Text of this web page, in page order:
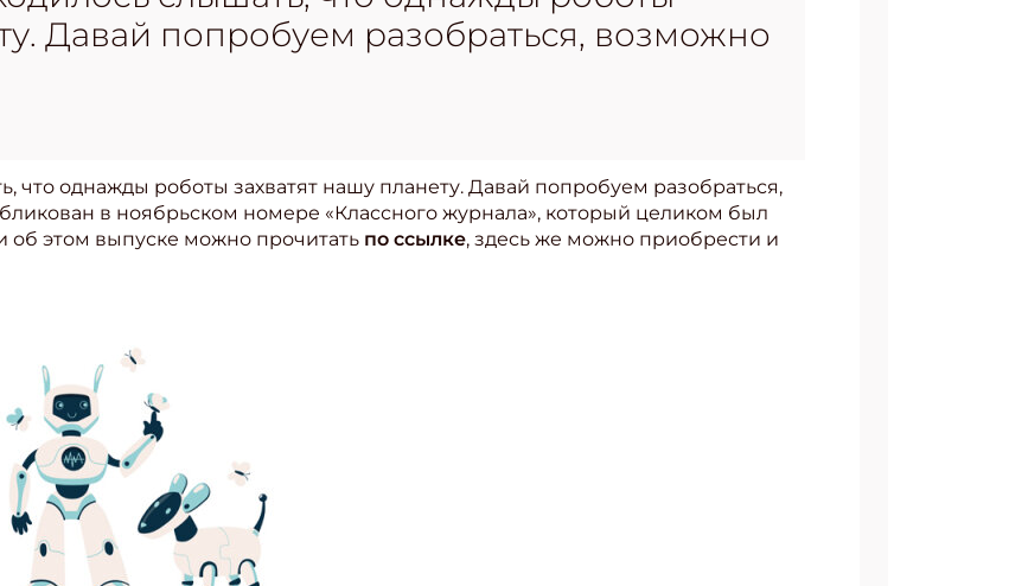
Давай попробуем разобраться, возможно
что однажды роботы захватят нашу планету. Давай попробуем разобраться,
в ноябрьском номере «Классного журнала», который целиком был
об этом выпуске можно прочитать по ссылке, здесь же можно приобрести и